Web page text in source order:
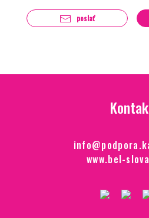
poslať
www.bel-